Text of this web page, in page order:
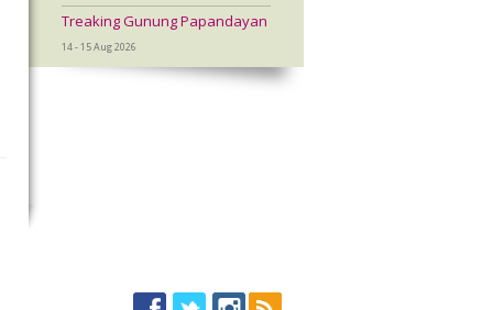
Treaking Gunung Papandayan
14 - 15 Aug 2026